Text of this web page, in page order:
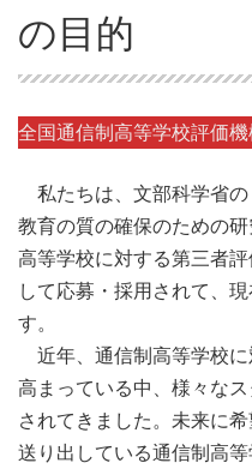
の目的
全国通信制高等学校評価
私たちは、文部科学省
教育の質の確保のための
高等学校に対する第三者
して応募・採用されて、
す。
近年、通信制高等学校
高まっている中、様々な
されてきました。未来に
送り出している通信制高